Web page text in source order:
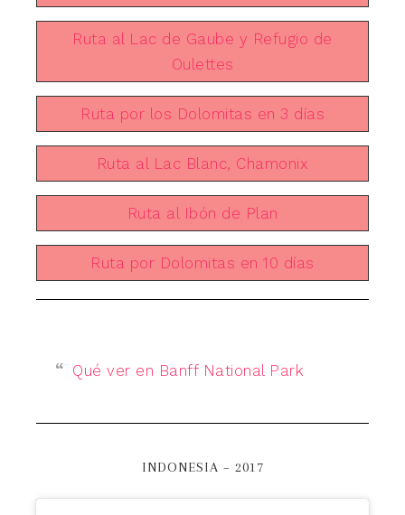
Ruta al Lac de Gaube y Refugio de
Oulettes
Ruta por los Dolomitas en 3 días
Ruta al Lac Blanc, Chamonix
Ruta al Ibón de Plan
Ruta por Dolomitas en 10 días
Qué ver en Banff National Park
INDONESIA – 2017